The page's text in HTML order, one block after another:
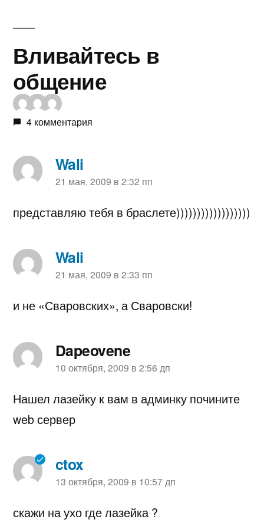
Вливайтесь в
общение
4 комментария
Wali
пишет:
21 мая, 2009 в 2:32 пп
представляю тебя в браслете))))))))))))))))))
Wali
пишет:
21 мая, 2009 в 2:33 пп
и не «Сваровских», а Сваровски!
Dapeovene
пишет:
10 октября, 2009 в 2:56 дп
Нашел лазейку к вам в админку почините
web сервер
ctox
пишет:
13 октября, 2009 в 10:57 дп
скажи на ухо где лазейка ?